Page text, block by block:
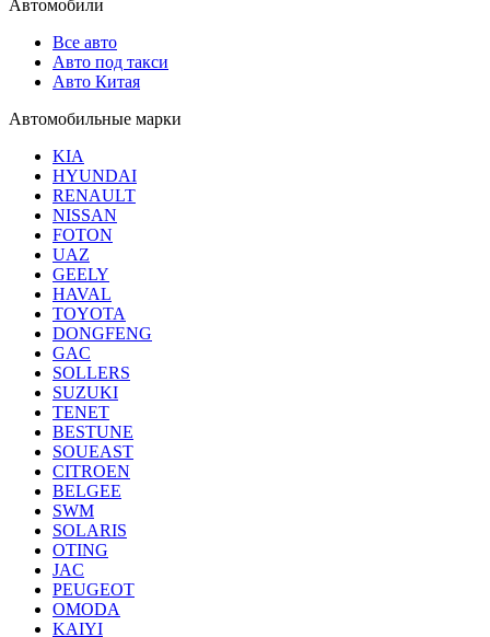
Автомобили
Все авто
Авто под такси
Авто Китая
Автомобильные марки
KIA
HYUNDAI
RENAULT
NISSAN
FOTON
UAZ
GEELY
HAVAL
TOYOTA
DONGFENG
GAC
SOLLERS
SUZUKI
TENET
BESTUNE
SOUEAST
CITROEN
BELGEE
SWM
SOLARIS
OTING
JAC
PEUGEOT
OMODA
KAIYI